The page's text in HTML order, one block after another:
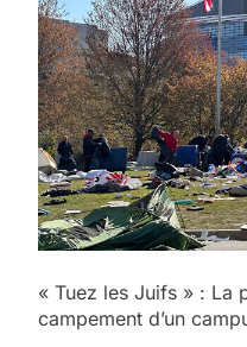
« Tuez les Juifs » : La
campement d’un